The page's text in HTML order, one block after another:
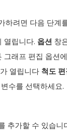
하려면 다음 단계
열립니다. 옵션 창
그래프 편집 옵션
열립니다 척도 편
수를 선택하세요.
추가할 수 있습니